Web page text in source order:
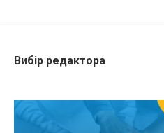
Вибір редактора